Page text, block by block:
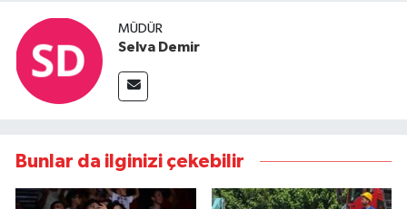
MÜDÜR
Selva Demir
Bunlar da ilginizi çekebilir